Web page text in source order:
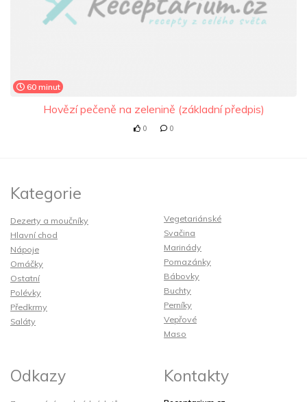
60 minut
Hovězí pečeně na zelenině (základní předpis)
0 0
Kategorie
Dezerty a moučníky
Hlavní chod
Nápoje
Omáčky
Ostatní
Polévky
Předkrmy
Saláty
Vegetariánské
Svačina
Marinády
Pomazánky
Bábovky
Buchty
Perníky
Vepřové
Maso
Odkazy Kontakty